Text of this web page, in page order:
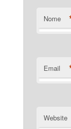
Nome
Email
Website